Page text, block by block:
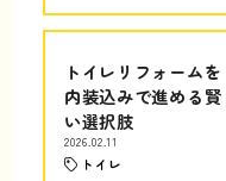
トイレリフォームを
内装込みで進める賢
い選択肢
2026.02.11
トイレ